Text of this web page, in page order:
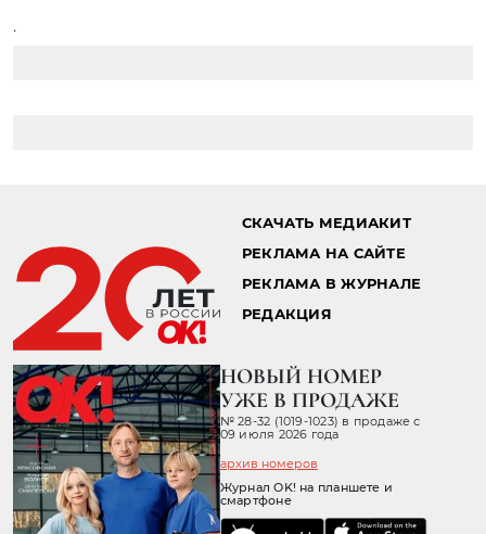
.
СКАЧАТЬ МЕДИАКИТ
РЕКЛАМА НА САЙТЕ
РЕКЛАМА В ЖУРНАЛЕ
РЕДАКЦИЯ
НОВЫЙ НОМЕР
УЖЕ В ПРОДАЖЕ
№ 28-32 (1019-1023) в продаже с
09 июля 2026 года
архив номеров
Журнал OK! на планшете и
смартфоне